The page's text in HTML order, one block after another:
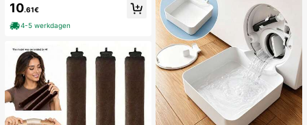
10.61€
4-5 werkdagen